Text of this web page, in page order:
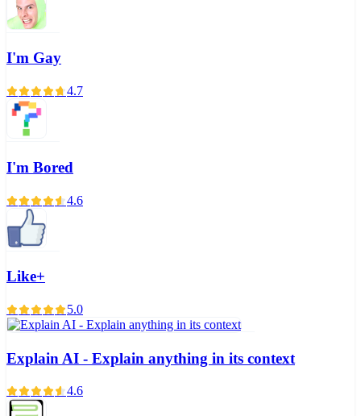
I'm Gay
4.7
I'm Bored
4.6
Like+
5.0
Explain AI - Explain anything in its context
4.6